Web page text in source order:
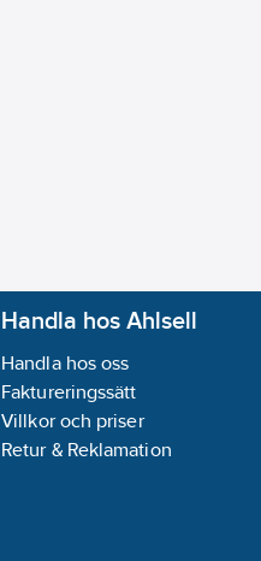
Handla hos Ahlsell
Handla hos oss
Faktureringssätt
Villkor och priser
Retur & Reklamation